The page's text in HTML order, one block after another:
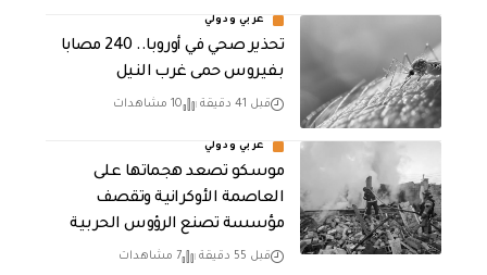
عربي ودولي
تحذير صحي في أوروبا.. 240 مصابا
بفيروس حمى غرب النيل
قبل 41 دقيقة 10 مشاهدات
عربي ودولي
موسكو تصعد هجماتها على
العاصمة الأوكرانية وتقصف
مؤسسة تصنع الرؤوس الحربية
قبل 55 دقيقة 7 مشاهدات